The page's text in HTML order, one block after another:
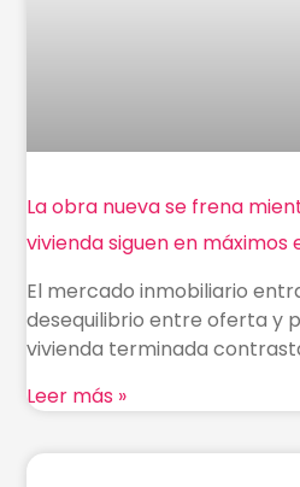
La obra nueva se frena
vivienda siguen en máximos
El mercado inmobiliario
desequilibrio entre oferta y
vivienda terminada
Leer más »